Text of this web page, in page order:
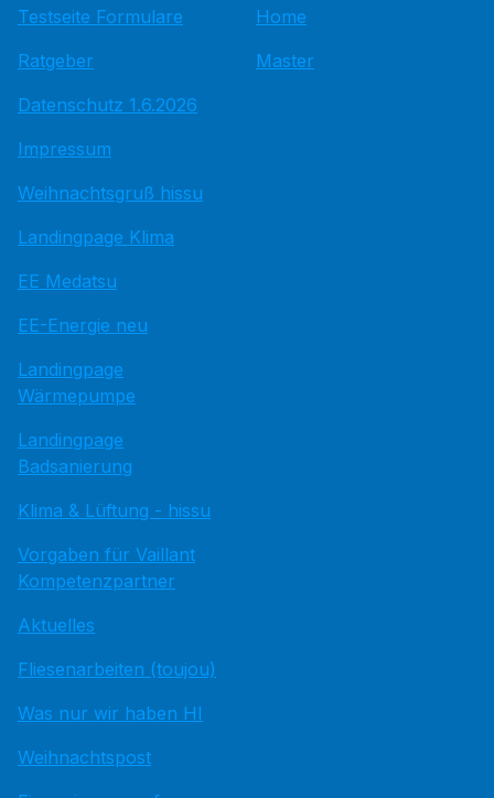
Testseite Formulare
Ratgeber
Datenschutz 1.6.2026
Impressum
Weihnachtsgruß hissu
Landingpage Klima
EE Medatsu
EE-Energie neu
Landingpage
Wärmepumpe
Landingpage
Badsanierung
Klima & Lüftung - hissu
Vorgaben für Vaillant
Kompetenzpartner
Aktuelles
Fliesenarbeiten (toujou)
Was nur wir haben HI
Weihnachtspost
Home
Master